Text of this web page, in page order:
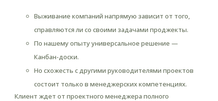
Выживание компаний напрямую зависит от того,
справляются ли со своими задачами проджекты.
По нашему опыту универсальное решение —
Канбан-доски.
Но схожесть с другими руководителями проектов
состоит только в менеджерских компетенциях.
Клиент ждет от проектного менеджера полного